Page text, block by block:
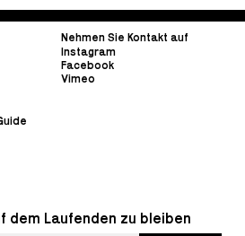
Nehmen Sie Kontakt auf
Instagram
Facebook
Vimeo
dem Laufenden zu bleiben